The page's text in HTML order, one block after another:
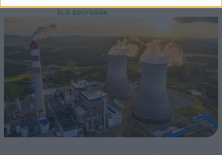
ÉLŐ BOLYGÓNK